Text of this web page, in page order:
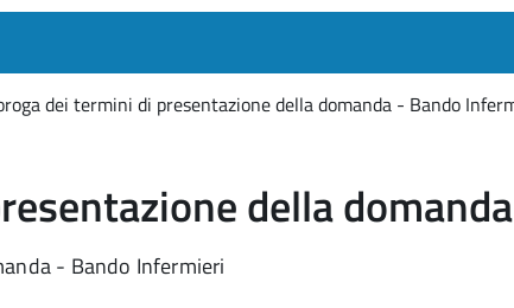
dei termini di presentazione della domanda - Bando
della
- Bando Infermieri